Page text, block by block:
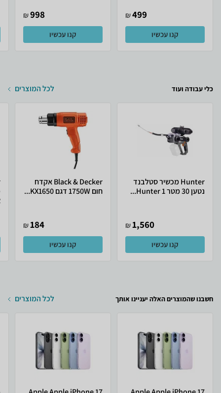
499
₪
קנו עכשיו
998
₪
קנו עכשיו
כלי עבודה ועוד לכל המוצרים
Hunter מכשיר סטלבנד
נטען 30 מטר Hunter 1...
1,560
₪
קנו עכשיו
Black & Decker אקדח
חום 1750W דגם KX1650...
184
₪
קנו עכשיו
חשבנו שהמוצרים האלה יעניינו אותך לכל המוצרים